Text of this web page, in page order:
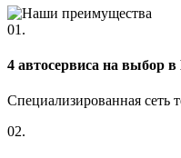
01.
4 автосервиса на выбор
Специализированная сеть
02.